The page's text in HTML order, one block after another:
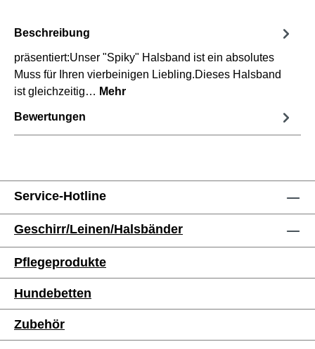
Beschreibung
präsentiert:Unser "Spiky" Halsband ist ein absolutes
Muss für Ihren vierbeinigen Liebling.Dieses Halsband
ist gleichzeitig… Mehr
Bewertungen
Service-Hotline
Geschirr/Leinen/Halsbänder
Pflegeprodukte
Hundebetten
Zubehör